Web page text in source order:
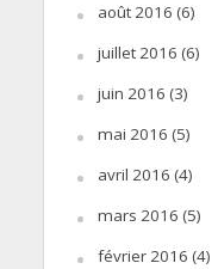
août 2016 (6)
juillet 2016 (6)
juin 2016 (3)
mai 2016 (5)
avril 2016 (4)
mars 2016 (5)
février 2016 (4)